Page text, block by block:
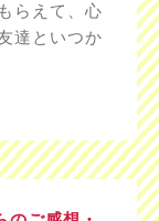
らえて、心
達といつか